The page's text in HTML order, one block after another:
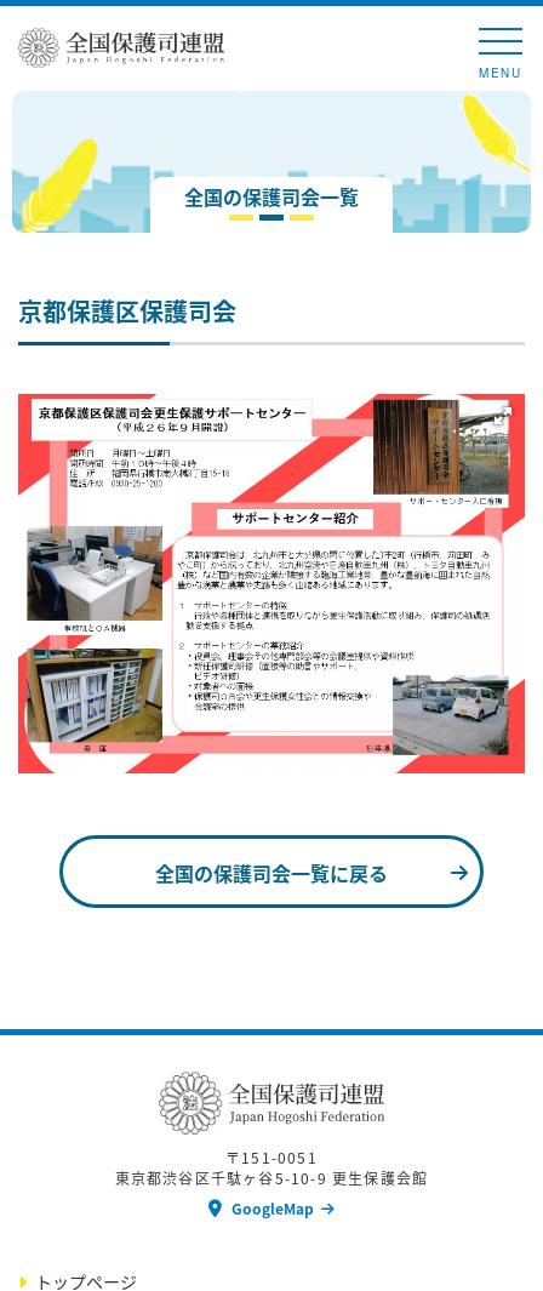
MENU
全国の保護司会一覧
京都保護区保護司会
全国の保護司会一覧に戻る
〒151-0051
東京都渋谷区千駄ヶ谷5-10-9 更生保護会館
GoogleMap
トップページ